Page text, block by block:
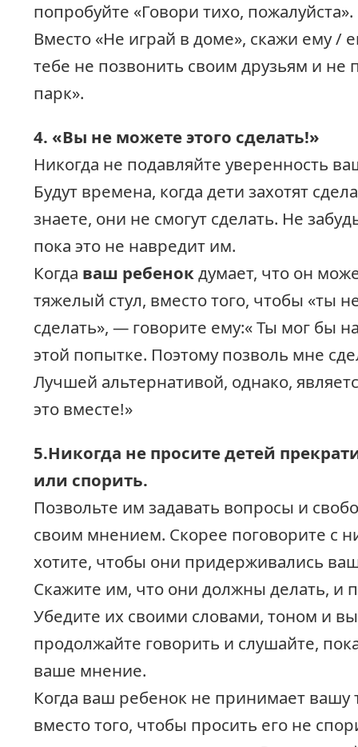
попробуйте «Говори тихо, пожалуйста».
Вместо «Не играй в доме», скажи ему /
тебе не позвонить своим друзьям и не
парк».
4. «Вы не можете этого сделать!»
Никогда не подавляйте уверенность
Будут времена, когда дети захотят
знаете, они не смогут сделать. Не
пока это не навредит им.
Когда ваш ребенокдумает, что он
тяжелый стул, вместо того, чтобы «ты
сделать», — говорите ему:« Ты мог бы
этой попытке. Поэтому позволь мне
Лучшей альтернативой, однако,
это вместе!»
5.Никогда не просите детей
или спорить.
Позвольте им задавать вопросы и
своим мнением. Скорее поговорите с
хотите, чтобы они придерживались
Скажите им, что они должны делать, и
Убедите их своими словами, тоном и
продолжайте говорить и слушайте,
ваше мнение.
Когда ваш ребенок не принимает вашу
вместо того, чтобы просить его не